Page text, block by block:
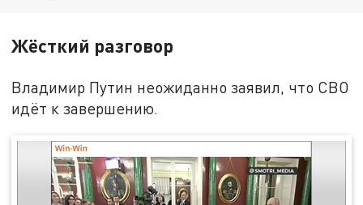
Жёсткий разговор
Владимир Путин неожиданно заявил, что СВО
идёт к завершению.